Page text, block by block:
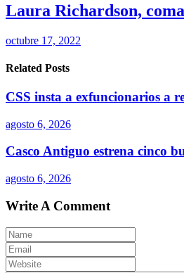
Laura Richardson,
octubre 17, 2022
Related Posts
CSS insta a exfuncionarios a
agosto 6, 2026
Casco Antiguo estrena cinco
agosto 6, 2026
Write A Comment